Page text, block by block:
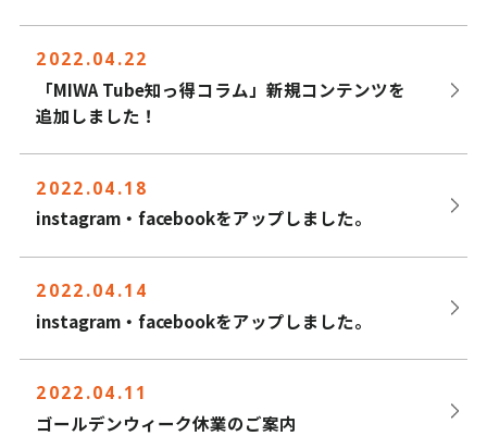
2022.04.22
「MIWA Tube知っ得コラム」新規コンテンツを
追加しました！
2022.04.18
instagram・facebookをアップしました。
2022.04.14
instagram・facebookをアップしました。
2022.04.11
ゴールデンウィーク休業のご案内